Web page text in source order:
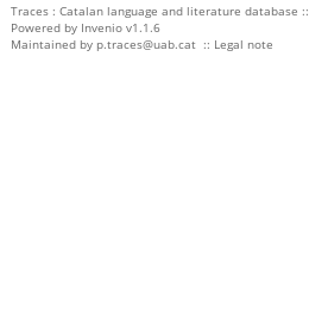
Traces : Catalan language and literature database ::
Powered by Inveniov1.1.6
Maintained by p.traces@uab.cat:: Legal note